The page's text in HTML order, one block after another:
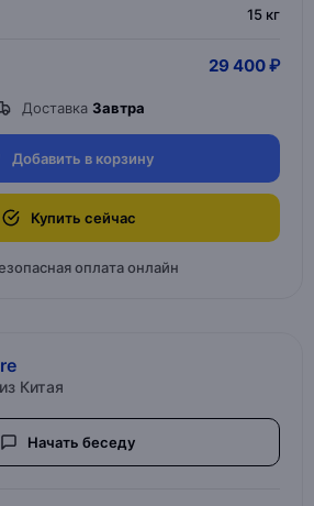
15 кг
29 400 ₽
Доставка Завтра
Добавить в корзину
Купить сейчас
оплата онлайн
Китая
Начать беседу